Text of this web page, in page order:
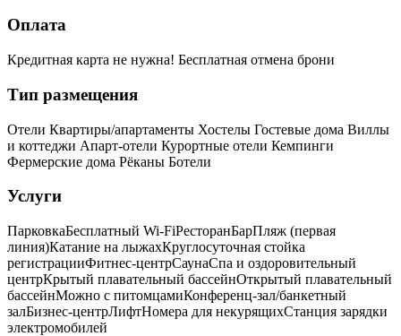
Оплата
Кредитная карта не нужна! Бесплатная отмена брони
Тип размещения
Отели Квартиры/апартаменты Хостелы Гостевые дома Виллы
и коттеджи Апарт-отели Курортные отели Кемпинги
Фермерские дома Рёканы Ботели
Услуги
ПарковкаБесплатный Wi-FiРесторанБарПляж (первая
линия)Катание на лыжахКруглосуточная стойка
регистрацииФитнес-центрСаунаСпа и оздоровительный
центрКрытый плавательный бассейнОткрытый плавательный
бассейнМожно с питомцамиКонференц-зал/банкетный
залБизнес-центрЛифтНомера для некурящихCтанция зарядки
электромобилей